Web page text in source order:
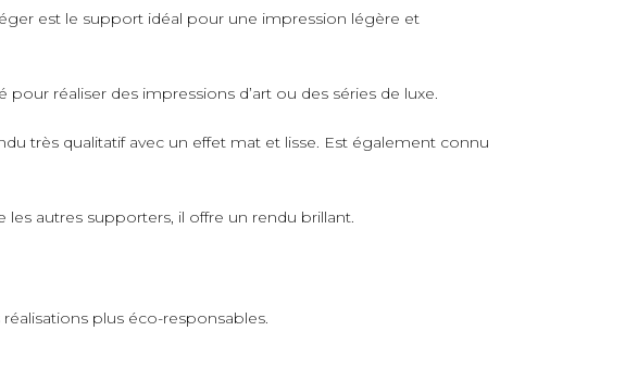
est le support idéal pour une impression légère et
réaliser des impressions d’art ou des séries de luxe.
très qualitatif avec un effet mat et lisse. Est également connu
autres supporters, il offre un rendu brillant.
plus éco-responsables.